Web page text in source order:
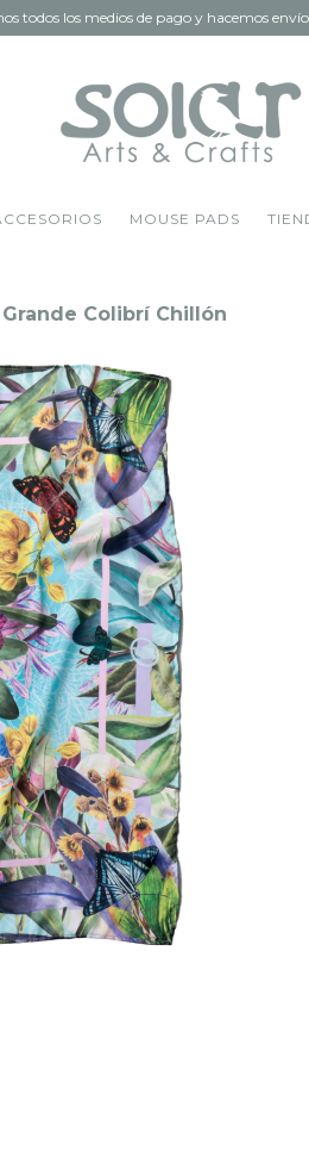
todos los medios de pago y hacemos
MOUSE PADS
Colibrí Chillón